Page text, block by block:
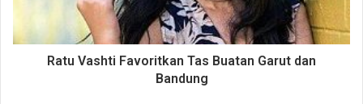
Ratu Vashti Favoritkan Tas Buatan Garut dan
Bandung